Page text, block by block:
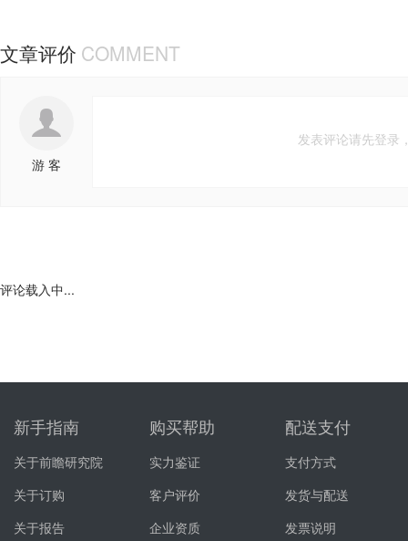
文章评价 COMMENT
d
游 客
发表评论请先登录
评论载入中...
新手指南
关于前瞻研究院
关于订购
关于报告
购买帮助
实力鉴证
客户评价
企业资质
配送支付
支付方式
发货与配送
发票说明